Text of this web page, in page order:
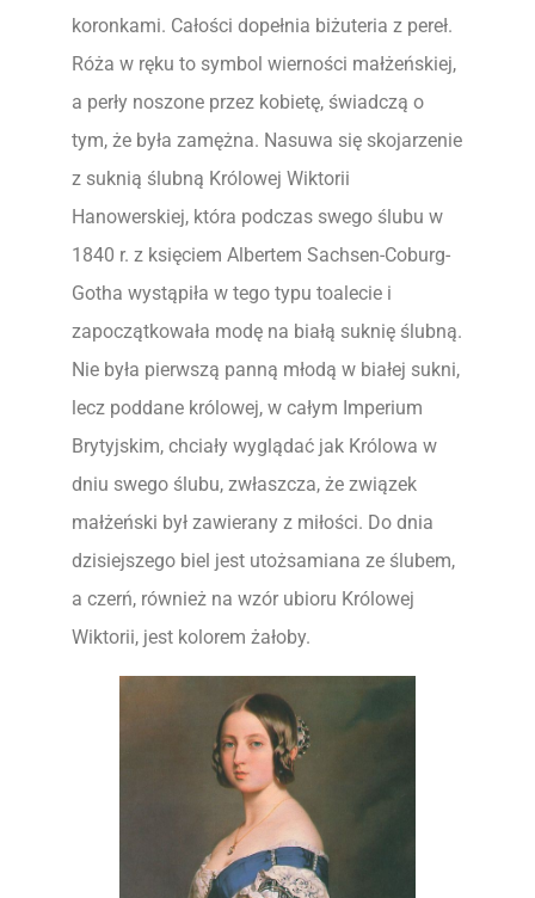
koronkami. Całości dopełnia biżuteria z pereł.
Róża w ręku to symbol wierności małżeńskiej,
a perły noszone przez kobietę, świadczą o
tym, że była zamężna. Nasuwa się skojarzenie
z suknią ślubną Królowej Wiktorii
Hanowerskiej, która podczas swego ślubu w
1840 r. z księciem Albertem Sachsen-Coburg-
Gotha wystąpiła w tego typu toalecie i
zapoczątkowała modę na białą suknię ślubną.
Nie była pierwszą panną młodą w białej sukni,
lecz poddane królowej, w całym Imperium
Brytyjskim, chciały wyglądać jak Królowa w
dniu swego ślubu, zwłaszcza, że związek
małżeński był zawierany z miłości. Do dnia
dzisiejszego biel jest utożsamiana ze ślubem,
a czerń, również na wzór ubioru Królowej
Wiktorii, jest kolorem żałoby.